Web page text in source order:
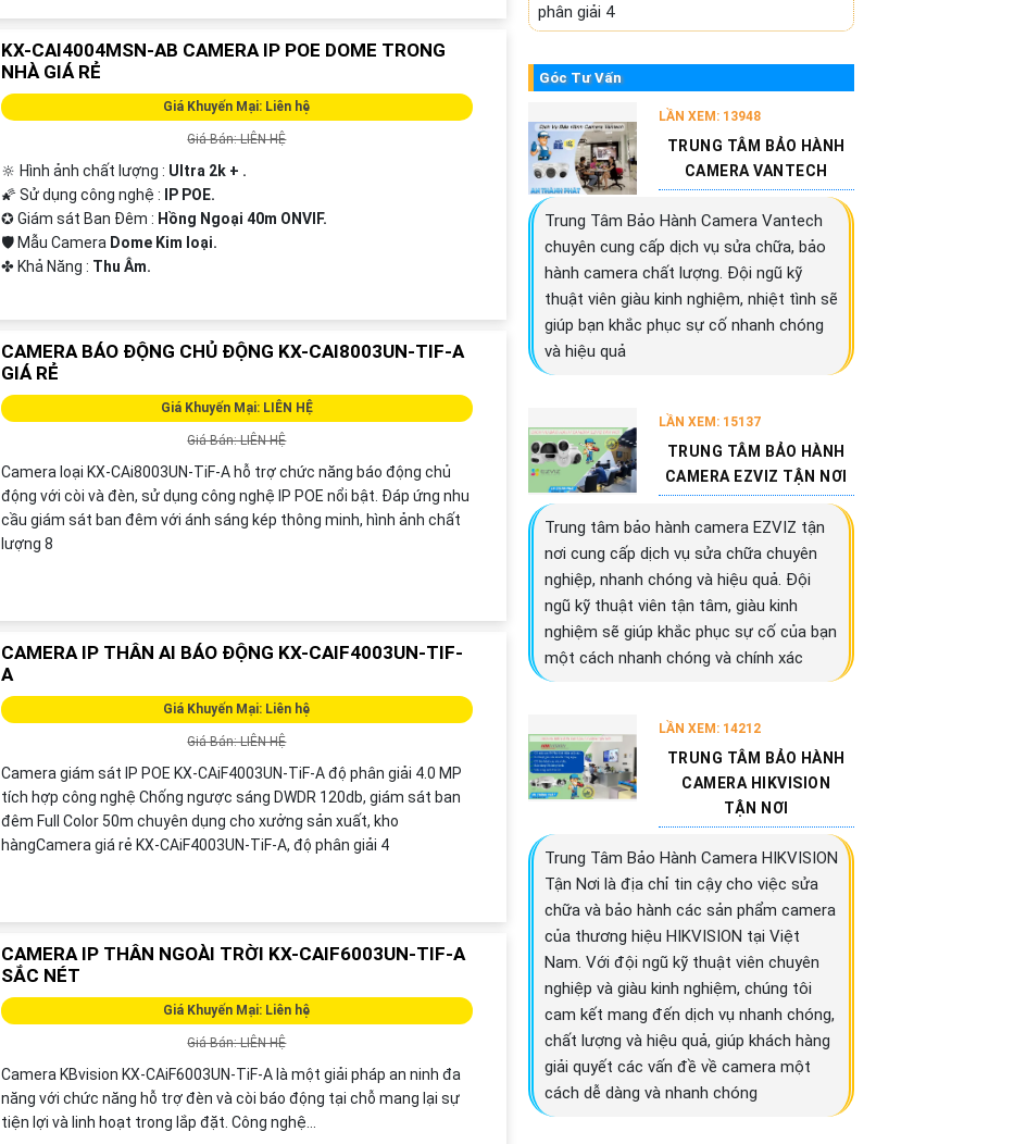
KX-CAI4004MSN-AB CAMERA IP POE DOME TRONG
NHÀ GIÁ RẺ
Giá Khuyến Mại: Liên hệ
Giá Bán: LIÊN HỆ
🔆 Hình ảnh chất lượng : Ultra 2k + .
🌠 Sử dụng công nghệ :
IP POE.
✪ Giám sát Ban Đêm : Hồng Ngoại 40m ONVIF.
🛡 Mẫu Camera Dome Kim loại.
️✤ Khả Năng : Thu Âm.
CAMERA BÁO ĐỘNG CHỦ ĐỘNG KX-CAI8003UN-TIF-A
GIÁ RẺ
Giá Khuyến Mại: LIÊN HỆ
Giá Bán: LIÊN HỆ
Camera loại KX-CAi8003UN-TiF-A hỗ trợ chức năng báo động chủ
động với còi và đèn, sử dụng công nghệ IP POE nổi bật. Đáp ứng nhu
cầu giám sát ban đêm với ánh sáng kép thông minh, hình ảnh chất
lượng 8
CAMERA IP THÂN AI BÁO ĐỘNG KX-CAIF4003UN-TIF-
A
Giá Khuyến Mại: Liên hệ
Giá Bán: LIÊN HỆ
Camera giám sát IP POE KX-CAiF4003UN-TiF-A độ phân giải 4.0 MP
tích hợp công nghệ Chống ngược sáng DWDR 120db, giám sát ban
đêm Full Color 50m chuyên dụng cho xưởng sản xuất, kho
hàngCamera giá rẻ KX-CAiF4003UN-TiF-A, độ phân giải 4
CAMERA IP THÂN NGOÀI TRỜI KX-CAIF6003UN-TIF-A
SẮC NÉT
Giá Khuyến Mại: Liên hệ
Giá Bán: LIÊN HỆ
Camera KBvision KX-CAiF6003UN-TiF-A là một giải pháp an ninh đa
năng với chức năng hỗ trợ đèn và còi báo động tại chỗ mang lại sự
tiện lợi và linh hoạt trong lắp đặt. Công nghệ...
phân giải 4
Góc Tư Vấn
LẦN XEM: 13948
TRUNG TÂM BẢO HÀNH
CAMERA VANTECH
Trung Tâm Bảo Hành Camera Vantech
chuyên cung cấp dịch vụ sửa chữa, bảo
hành camera chất lượng. Đội ngũ kỹ
thuật viên giàu kinh nghiệm, nhiệt tình sẽ
giúp bạn khắc phục sự cố nhanh chóng
và hiệu quả
LẦN XEM: 15137
TRUNG TÂM BẢO HÀNH
CAMERA EZVIZ TẬN NƠI
Trung tâm bảo hành camera EZVIZ tận
nơi cung cấp dịch vụ sửa chữa chuyên
nghiệp, nhanh chóng và hiệu quả. Đội
ngũ kỹ thuật viên tận tâm, giàu kinh
nghiệm sẽ giúp khắc phục sự cố của bạn
một cách nhanh chóng và chính xác
LẦN XEM: 14212
TRUNG TÂM BẢO HÀNH
CAMERA HIKVISION
TẬN NƠI
Trung Tâm Bảo Hành Camera HIKVISION
Tận Nơi là địa chỉ tin cậy cho việc sửa
chữa và bảo hành các sản phẩm camera
của thương hiệu HIKVISION tại Việt
Nam. Với đội ngũ kỹ thuật viên chuyên
nghiệp và giàu kinh nghiệm, chúng tôi
cam kết mang đến dịch vụ nhanh chóng,
chất lượng và hiệu quả, giúp khách hàng
giải quyết các vấn đề về camera một
cách dễ dàng và nhanh chóng